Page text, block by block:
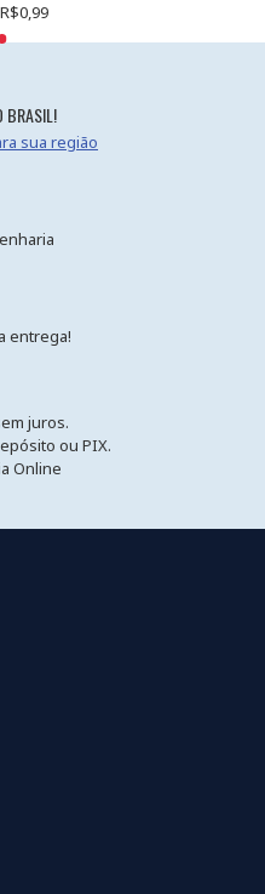
R$0,99
BRASIL!
sua região
entrega!
juros.
ou PIX.
Online